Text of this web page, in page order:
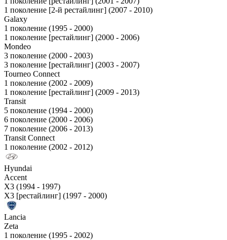
1 поколение [2-й рестайлинг] (2007 - 2010)
Galaxy
1 поколение (1995 - 2000)
1 поколение [рестайлинг] (2000 - 2006)
Mondeo
3 поколение (2000 - 2003)
3 поколение [рестайлинг] (2003 - 2007)
Tourneo Connect
1 поколение (2002 - 2009)
1 поколение [рестайлинг] (2009 - 2013)
Transit
5 поколение (1994 - 2000)
6 поколение (2000 - 2006)
7 поколение (2006 - 2013)
Transit Connect
1 поколение (2002 - 2012)
Hyundai
Accent
X3 (1994 - 1997)
X3 [рестайлинг] (1997 - 2000)
Lancia
Zeta
1 поколение (1995 - 2002)